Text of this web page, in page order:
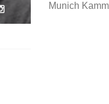
Munich